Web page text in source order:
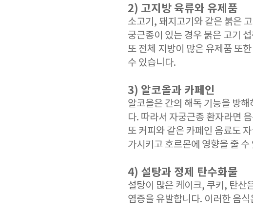
2) 고지방 육류와 유제품
소고기, 돼지고기와 같은 붉은
궁근종이 있는 경우 붉은 고기
또 전체 지방이 많은 유제품 또
수 있습니다.
3) 알코올과 카페인
알코올은 간의 해독 기능을 방
다. 따라서 자궁근종 환자라면
또 커피와 같은 카페인 음료도
가시키고 호르몬에 영향을 줄
4) 설탕과 정제 탄수화물
설탕이 많은 케이크, 쿠키, 탄산
염증을 유발합니다. 이러한 음